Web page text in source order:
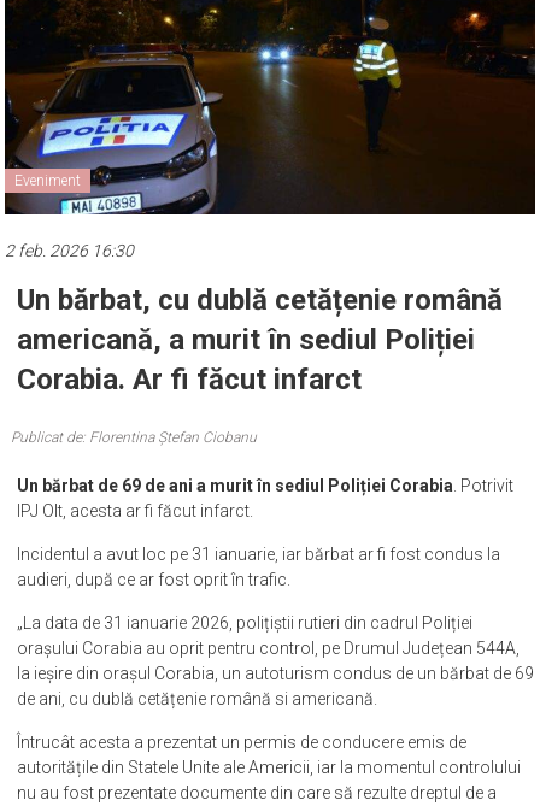
Eveniment
2 feb. 2026 16:30
Un bărbat, cu dublă cetățenie română
americană, a murit în sediul Poliției
Corabia. Ar fi făcut infarct
Publicat de: Florentina Ștefan Ciobanu
Un bărbat de 69 de ani a murit în sediul Poliției Corabia . Potrivit
IPJ Olt, acesta ar fi făcut infarct.
Incidentul a avut loc pe 31 ianuarie, iar bărbat ar fi fost condus la
audieri, după ce ar fost oprit în trafic.
„La data de 31 ianuarie 2026, polițiștii rutieri din cadrul Poliției
orașului Corabia au oprit pentru control, pe Drumul Județean 544A,
la ieșire din orașul Corabia, un autoturism condus de un bărbat de 69
de ani, cu dublă cetățenie română si americană.
Întrucât acesta a prezentat un permis de conducere emis de
autoritățile din Statele Unite ale Americii, iar la momentul controlului
nu au fost prezentate documente din care să rezulte dreptul de a